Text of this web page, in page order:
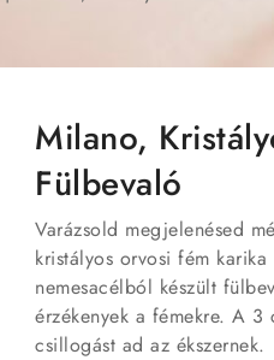
Milano,
Fülbevaló
Varázsold megjelenésed
kristályos orvosi fém
nemesacélból készült
érzékenyek a fémekre. A
csillogást ad az ékszernek.